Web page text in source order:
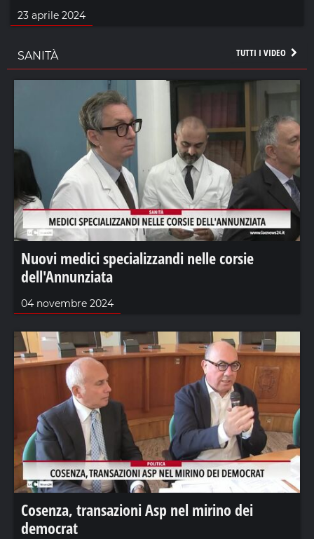
23 aprile 2024
TUTTI I VIDEO
SANITÀ
Nuovi medici specializzandi nelle corsie
dell'Annunziata
04 novembre 2024
Cosenza, transazioni Asp nel mirino dei
democrat